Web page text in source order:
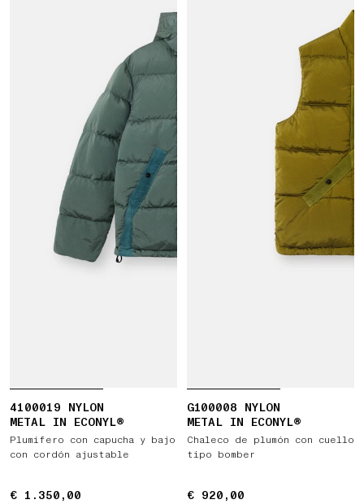
4100019 NYLON
METAL IN ECONYL®
Plumífero con capucha y bajo
con cordón ajustable
€ 1.350,00
€ 1.350,00
G100008 NYLON
METAL IN ECONYL®
Chaleco de plumón con cuello
tipo bomber
€ 920,00
€ 920,00